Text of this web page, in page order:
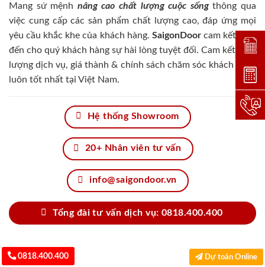
Mang sứ mệnh nâng cao chất lượng cuộc sốngthông qua
việc cung cấp các sản phẩm chất lượng cao, đáp ứng mọi
yêu cầu khắc khe của khách hàng. SaigonDoorcam kết đem
đến cho quý khách hàng sự hài lòng tuyệt đối. Cam kết chất
lượng dịch vụ, giá thành & chính sách chăm sóc khách hàng
luôn tốt nhất tại Việt Nam.
Hệ thống Showroom
20+ Nhân viên tư vấn
info@saigondoor.vn
Tổng đài tư vấn dịch vụ: 0818.400.400
0818.400.400 Dự toán Online
Đặt
Dự